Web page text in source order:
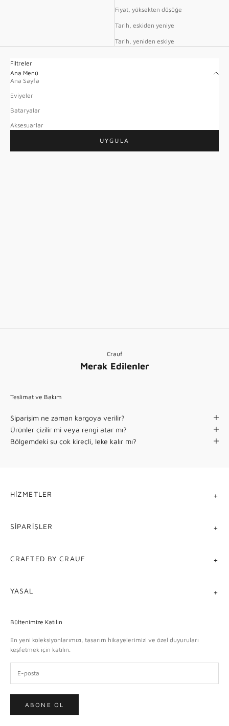
Fiyat, yüksekten düşüğe
Tarih, eskiden yeniye
Tarih, yeniden eskiye
Filtreler
Ana Menü
Ana Sayfa
Eviyeler
Bataryalar
Aksesuarlar
UYGULA
Crauf
Merak Edilenler
Teslimat ve Bakım
Siparişim ne zaman kargoya verilir?
Ürünler çizilir mi veya rengi atar mı?
Bölgemdeki su çok kireçli, leke kalır mı?
HIZMETLER
SIPARIŞLER
CRAFTED BY CRAUF
YASAL
Bültenimize Katılın
En yeni koleksiyonlarımızı, tasarım hikayelerimizi ve özel duyuruları
keşfetmek için katılın.
ABONE OL